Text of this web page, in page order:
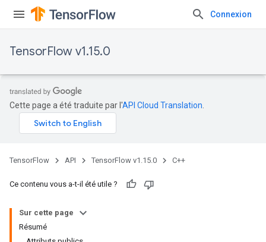
Connexion
TensorFlow v1.15.0
Cette page a été traduite par l'API Cloud Translation
TensorFlow API TensorFlow v1.15.0 C++
Ce contenu vous a-t-il été utile ?
Sur cette page
Résumé